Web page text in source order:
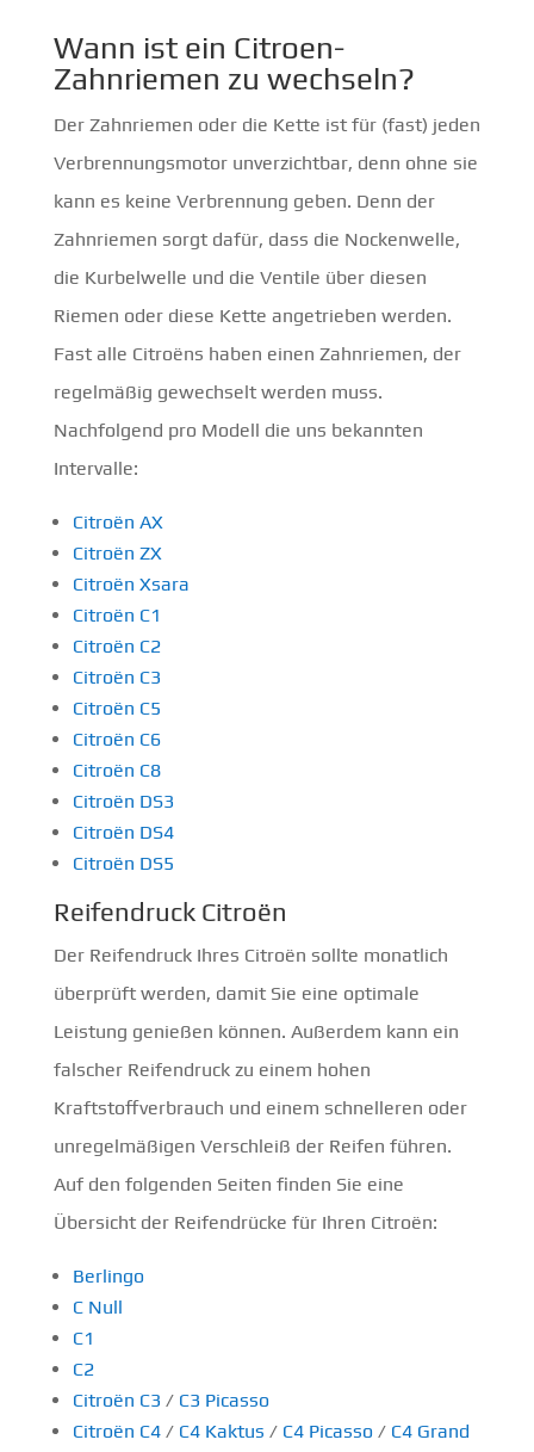
Wann ist ein Citroen-
Zahnriemen zu wechseln?
Der Zahnriemen oder die Kette ist für (fast) jeden
Verbrennungsmotor unverzichtbar, denn ohne sie
kann es keine Verbrennung geben. Denn der
Zahnriemen sorgt dafür, dass die Nockenwelle,
die Kurbelwelle und die Ventile über diesen
Riemen oder diese Kette angetrieben werden.
Fast alle Citroëns haben einen Zahnriemen, der
regelmäßig gewechselt werden muss.
Nachfolgend pro Modell die uns bekannten
Intervalle:
Citroën AX
Citroën ZX
Citroën Xsara
Citroën C1
Citroën C2
Citroën C3
Citroën C5
Citroën C6
Citroën C8
Citroën DS3
Citroën DS4
Citroën DS5
Reifendruck Citroën
Der Reifendruck Ihres Citroën sollte monatlich
überprüft werden, damit Sie eine optimale
Leistung genießen können. Außerdem kann ein
falscher Reifendruck zu einem hohen
Kraftstoffverbrauch und einem schnelleren oder
unregelmäßigen Verschleiß der Reifen führen.
Auf den folgenden Seiten finden Sie eine
Übersicht der Reifendrücke für Ihren Citroën:
Berlingo
C Null
C1
C2
Citroën C3 / C3 Picasso
Citroën C4/ C4 Kaktus / C4 Picasso / C4 Grand